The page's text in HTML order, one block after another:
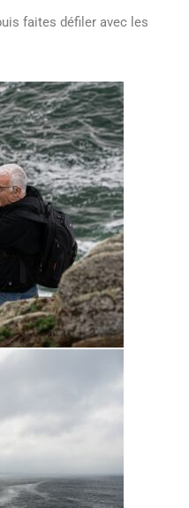
faites défiler avec les